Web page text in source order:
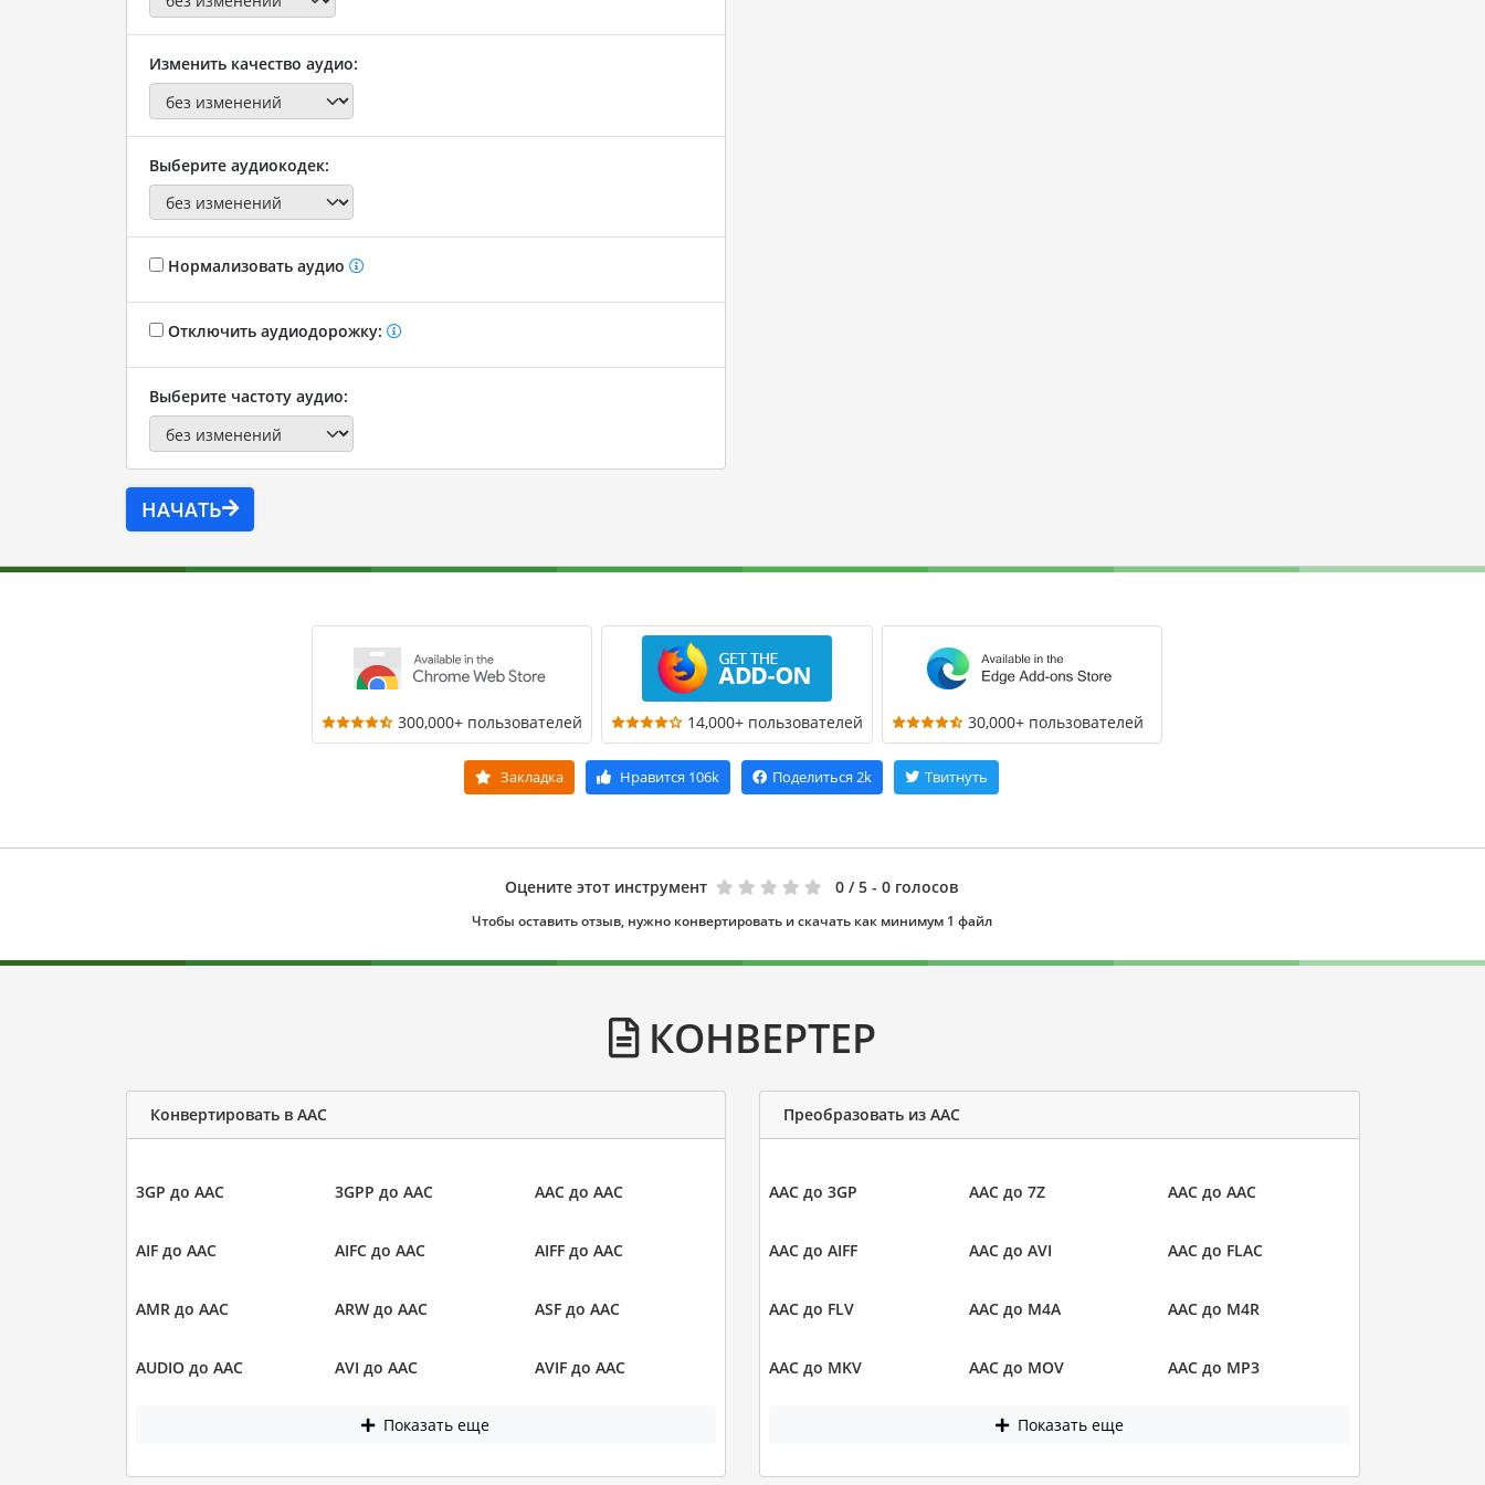
Изменить качество аудио:
Выберите аудиокодек:
Нормализовать аудио
Отключить аудиодорожку:
Выберите частоту аудио:
НАЧАТЬ
300,000+ пользователей 14,000+ пользователей 30,000+ пользователей
Закладка Нравится 106k Поделиться 2k Твитнуть
Оцените этот инструмент 0 / 5 - 0 голосов
Чтобы оставить отзыв, нужно конвертировать и скачать как минимум 1 файл
КОНВЕРТЕР
Конвертировать в AAC
3GP до AAC 3GPP до AAC AAC до AAC
AIF до AAC AIFC до AAC AIFF до AAC
AMR до AAC ARW до AAC ASF до AAC
AUDIO до AAC AVI до AAC AVIF до AAC
Показать еще
Преобразовать из AAC
AAC до 3GP AAC до 7Z AAC до AAC
AAC до AIFF AAC до AVI AAC до FLAC
AAC до FLV AAC до M4A AAC до M4R
AAC до MKV AAC до MOV AAC до MP3
Показать еще